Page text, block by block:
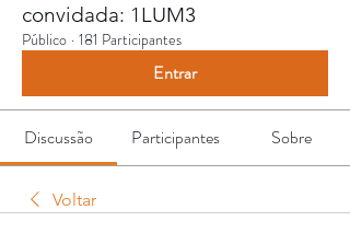
convidada: 1LUM3
Público · 181 Participantes
Entrar
Discussão Participantes Sobre
Voltar